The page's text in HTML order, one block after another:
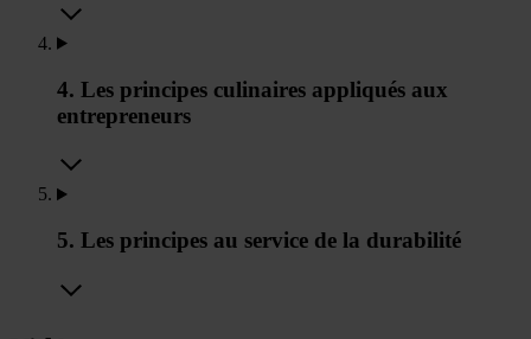
4. Les principes culinaires appliqués aux
entrepreneurs
5. Les principes au service de la durabilité